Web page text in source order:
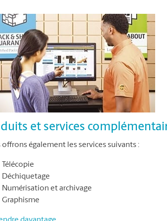
et services
offrons également les services suivants :
Télécopie
Déchiquetage
Numérisation et archivage
Graphisme